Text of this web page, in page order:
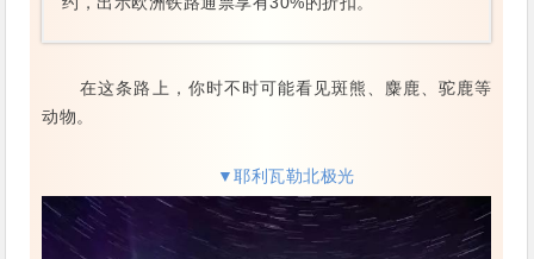
在这条路上，你时不时可能看见斑熊、麋鹿、驼鹿等
动物。
▼耶利瓦勒北极光